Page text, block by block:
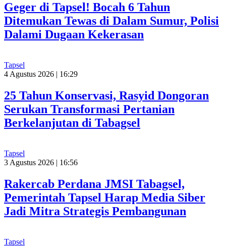
Geger di Tapsel! Bocah 6 Tahun
Ditemukan Tewas di Dalam Sumur, Polisi
Dalami Dugaan Kekerasan
Tapsel
4 Agustus 2026 | 16:29
25 Tahun Konservasi, Rasyid Dongoran
Serukan Transformasi Pertanian
Berkelanjutan di Tabagsel
Tapsel
3 Agustus 2026 | 16:56
Rakercab Perdana JMSI Tabagsel,
Pemerintah Tapsel Harap Media Siber
Jadi Mitra Strategis Pembangunan
Tapsel